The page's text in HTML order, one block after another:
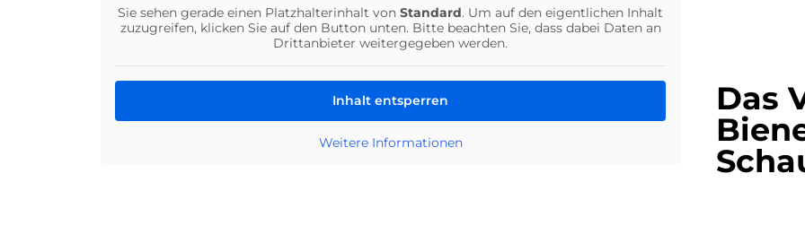
Sie sehen gerade einen Platzhalterinhalt von Standard. Um auf den eigentlichen Inhalt
zuzugreifen, klicken Sie auf den Button unten. Bitte beachten Sie, dass dabei Daten an
Drittanbieter weitergegeben werden.
Inhalt entsperren
Weitere Informationen
Das